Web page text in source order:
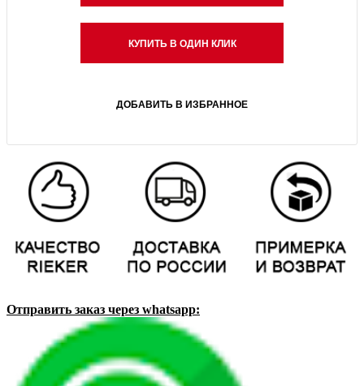
КУПИТЬ В ОДИН КЛИК
ДОБАВИТЬ В ИЗБРАННОЕ
Отправить заказ через whatsapp: